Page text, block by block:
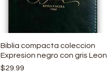
Vista rápida
Biblia compacta coleccion
Expresion negro con gris Leon
Precio
$29.99